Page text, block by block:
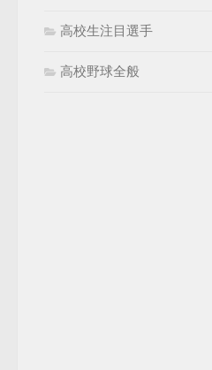
高校生注目選手
高校野球全般